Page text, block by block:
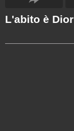
L'abito è Dior